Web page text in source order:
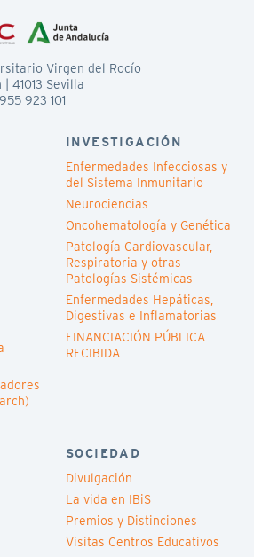
Virgen del Rocío
41013 Sevilla
923 101
INVESTIGACIÓN
Enfermedades Infecciosas y
del Sistema Inmunitario
Neurociencias
Oncohematología y Genética
Patología Cardiovascular,
Respiratoria y otras
Patologías Sistémicas
Enfermedades Hepáticas,
Digestivas e Inflamatorias
FINANCIACIÓN PÚBLICA
RECIBIDA
SOCIEDAD
Divulgación
La vida en IBiS
Premios y Distinciones
Visitas Centros Educativos